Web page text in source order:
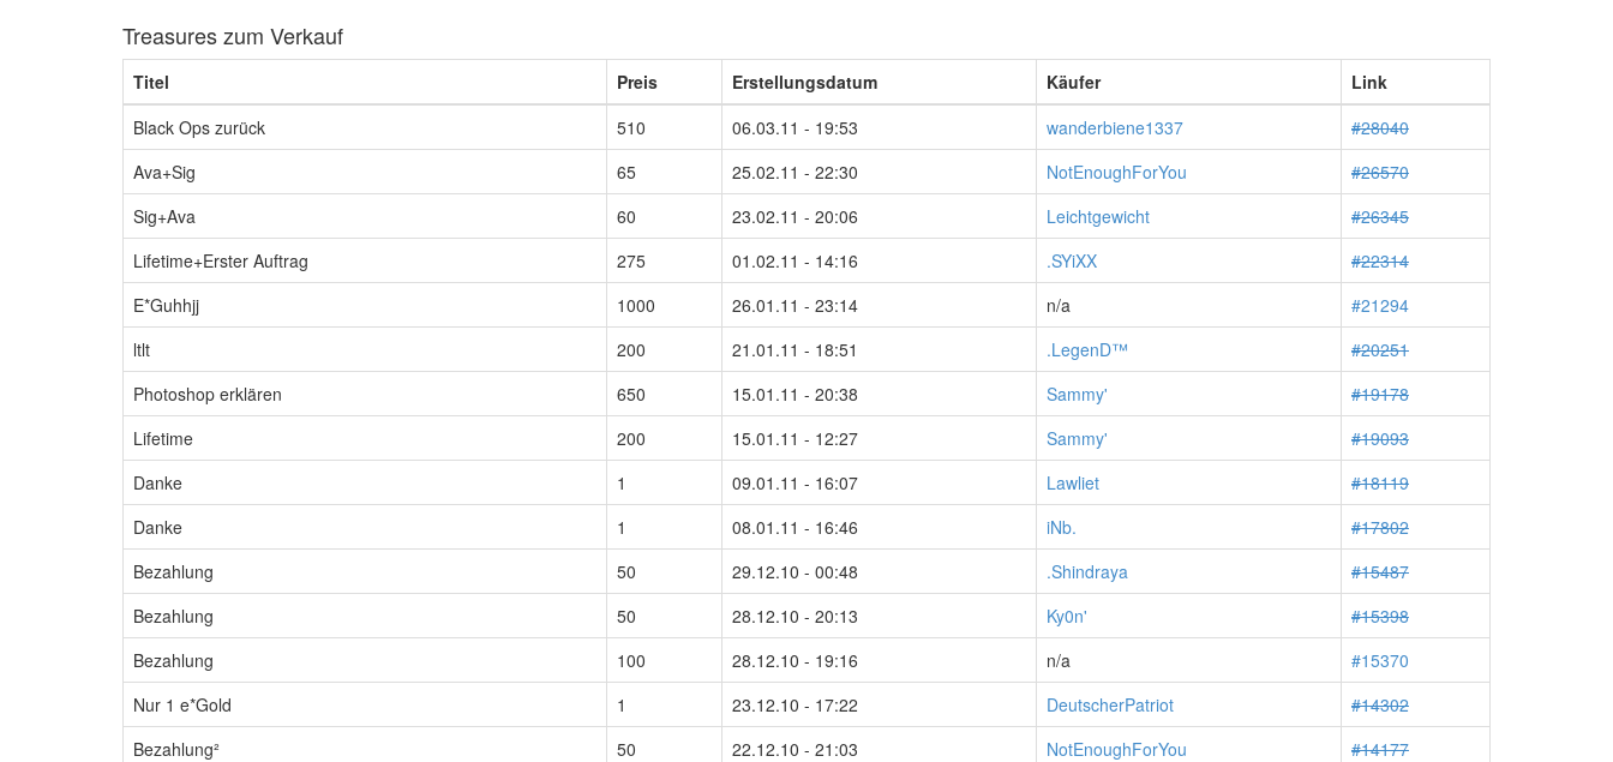
Treasures zum Verkauf
Titel Preis Erstellungsdatum Käufer
Link
Black Ops zurück
510 06.03.11 - 19:53 wanderbiene1337
#28040
Ava+Sig
65 25.02.11 - 22:30 NotEnoughForYou
#26570
Sig+Ava
60 23.02.11 - 20:06 Leichtgewicht
#26345
Lifetime+Erster Auftrag
275 01.02.11 - 14:16 .SYiXX
#22314
E*Guhhjj
1000 26.01.11 - 23:14 n/a
#21294
ltlt
200 21.01.11 - 18:51 .LegenD™
#20251
Photoshop erklären
650 15.01.11 - 20:38 Sammy'
#19178
Lifetime
200 15.01.11 - 12:27 Sammy'
#19093
Danke
1 09.01.11 - 16:07 Lawliet
#18119
Danke
1 08.01.11 - 16:46 iNb.
#17802
Bezahlung
50 29.12.10 - 00:48 .Shindraya
#15487
Bezahlung
50 28.12.10 - 20:13 Ky0n'
#15398
Bezahlung
100 28.12.10 - 19:16 n/a
#15370
Nur 1 e*Gold
1 23.12.10 - 17:22 DeutscherPatriot
#14302
Bezahlung²
50 22.12.10 - 21:03 NotEnoughForYou
#14177